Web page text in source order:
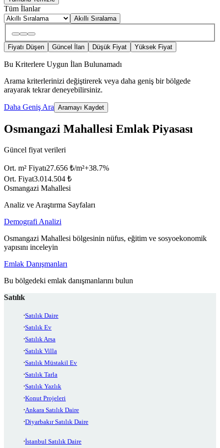
Tüm İlanlar
Akıllı Sıralama
Fiyatı Düşen Güncel İlan Düşük Fiyat Yüksek Fiyat
Bu Kriterlere Uygun İlan Bulunamadı
Arama kriterlerinizi değiştirerek veya daha geniş bir bölgede
arayarak tekrar deneyebilirsiniz.
Daha Geniş Ara Aramayı Kaydet
Osmangazi Mahallesi Emlak Piyasası
Güncel fiyat verileri
Ort. m² Fiyatı27.656 ₺/m²+38.7%
Ort. Fiyat3.014.504 ₺
Osmangazi Mahallesi
Analiz ve Araştırma Sayfaları
Demografi Analizi
Osmangazi Mahallesi bölgesinin nüfus, eğitim ve sosyoekonomik
yapısını inceleyin
Emlak Danışmanları
Bu bölgedeki emlak danışmanlarını bulun
Satılık
Satılık Daire
Satılık Ev
Satılık Arsa
Satılık Villa
Satılık Müstakil Ev
Satılık Tarla
Satılık Yazlık
Konut Projeleri
Ankara Satılık Daire
Diyarbakır Satılık Daire
İstanbul Satılık Daire